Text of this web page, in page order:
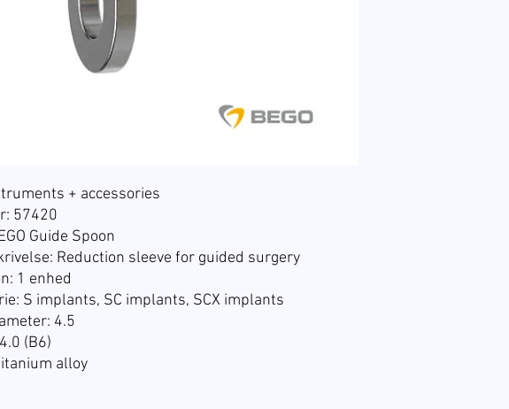
+ accessories
57420
Guide Spoon
Reduction sleeve for guided surgery
1 enhed
S implants, SC implants, SCX implants
4.5
(B6)
alloy